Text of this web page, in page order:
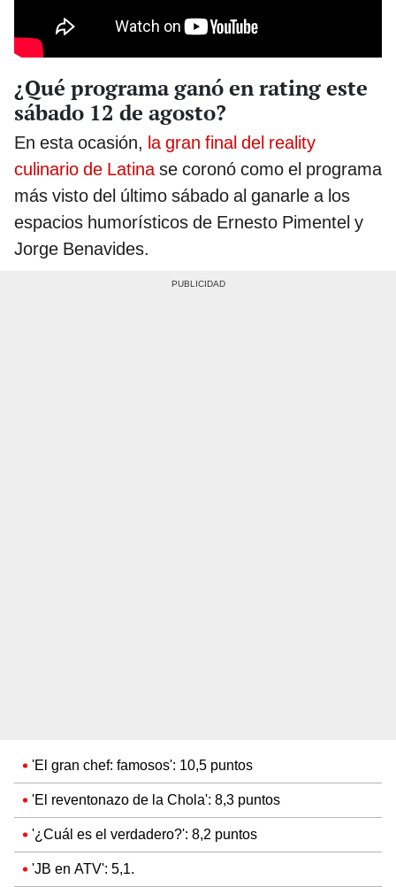
¿Qué programa ganó en rating este
sábado 12 de agosto?
En esta ocasión, la gran final del reality
culinario de Latinase coronó como el programa
más visto del último sábado al ganarle a los
espacios humorísticos de Ernesto Pimentel y
Jorge Benavides.
'El gran chef: famosos': 10,5 puntos
'El reventonazo de la Chola': 8,3 puntos
'¿Cuál es el verdadero?': 8,2 puntos
'JB en ATV': 5,1.